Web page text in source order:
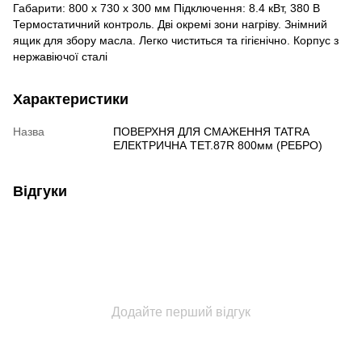
Габарити: 800 х 730 х 300 мм Підключення: 8.4 кВт, 380 В
Термостатичний контроль. Дві окремі зони нагріву. Знімний
ящик для збору масла. Легко чиститься та гігієнічно. Корпус з
нержавіючої сталі
Характеристики
Назва
ПОВЕРХНЯ ДЛЯ СМАЖЕННЯ TATRA
ЕЛЕКТРИЧНА TET.87R 800мм (РЕБРО)
Відгуки
Додайте перший відгук